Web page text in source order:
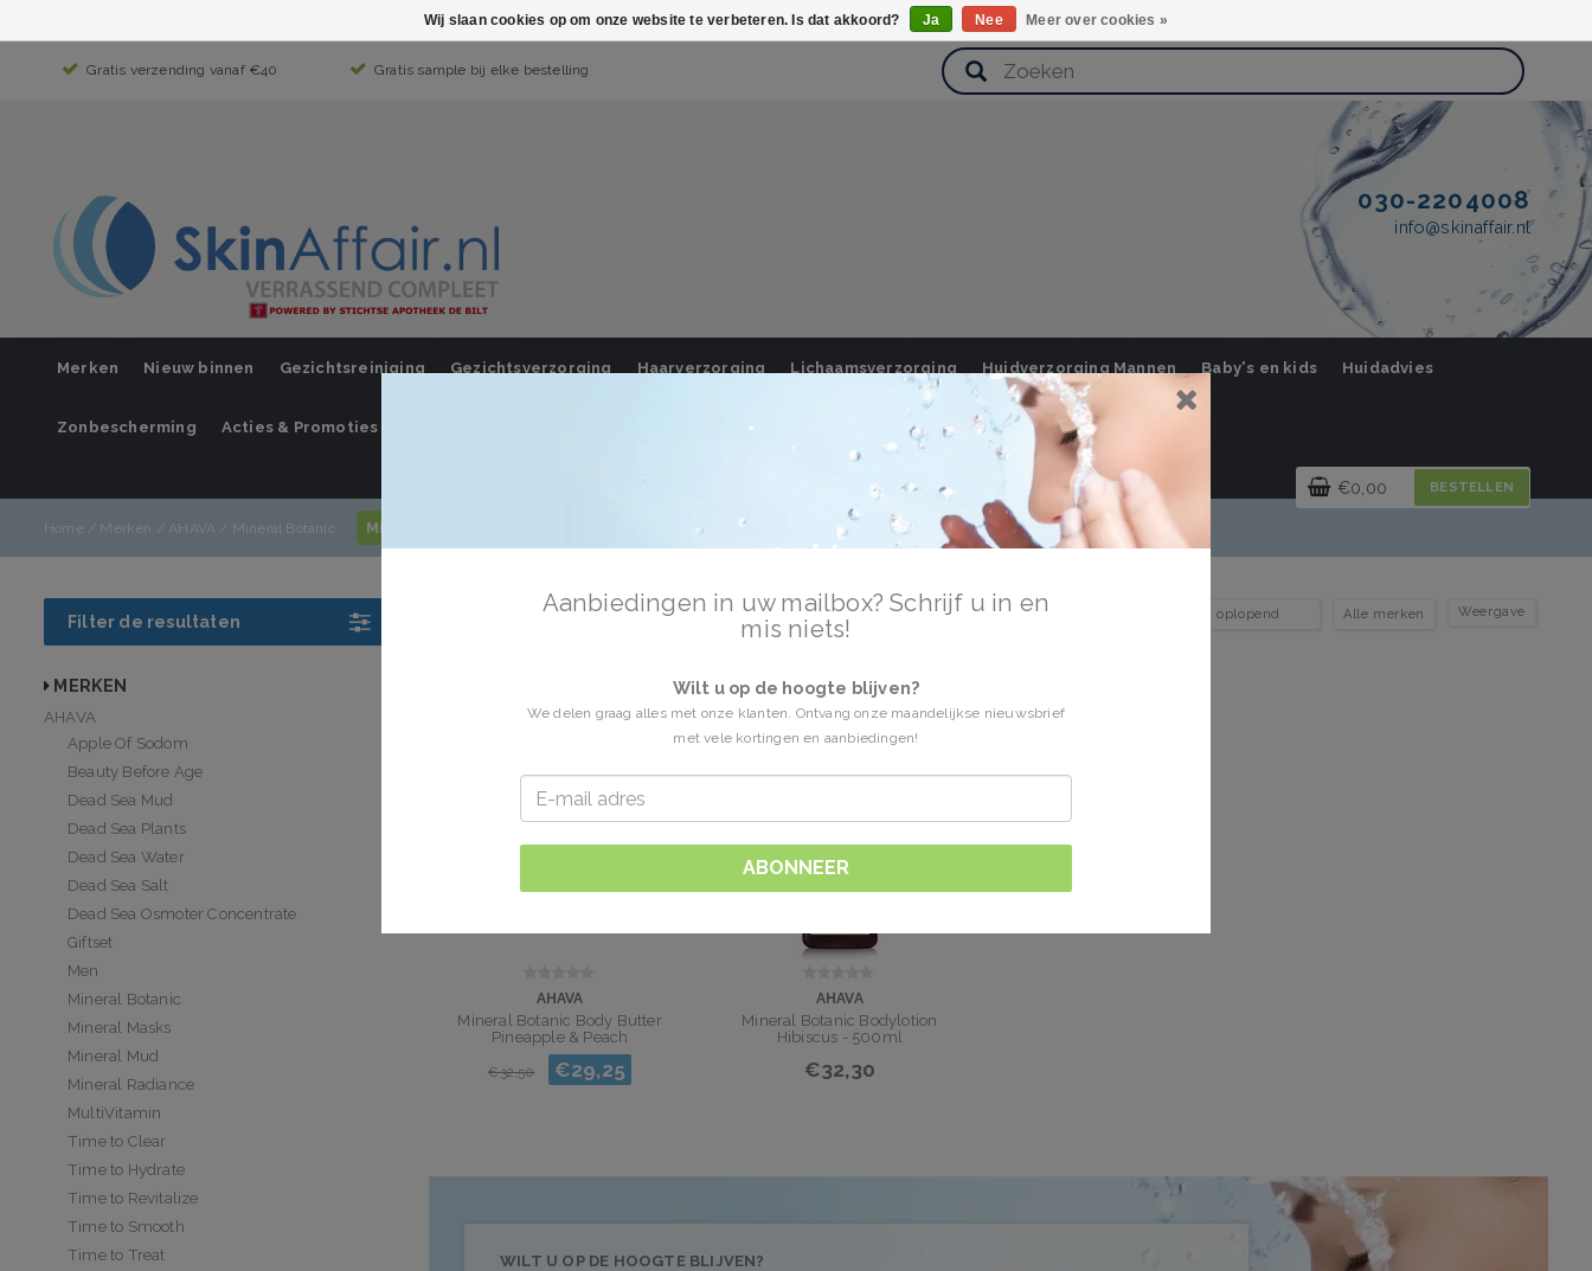
Gratis verzending vanaf €40 Gratis sample bij elke bestelling
030-2204008
info@skinaffair.nl
Merken Nieuw binnen Gezichtsreiniging Gezichtsverzorging Haarverzorging Lichaamsverzorging Huidverzorging Mannen Baby's en kids Huidadvies
Zonbescherming Acties & Promoties
€0,00 BESTELLEN
Home/ Merken / AHAVA / Mineral Botanic Mijn account / inloggen
Filter de resultaten
MERKEN
AHAVA
Apple Of Sodom
Beauty Before Age
Dead Sea Mud
Dead Sea Plants
Dead Sea Water
Dead Sea Salt
Dead Sea Osmoter Concentrate
Giftset
Men
Mineral Botanic
Mineral Masks
Mineral Mud
Mineral Radiance
MultiVitamin
Time to Clear
Time to Hydrate
Time to Revitalize
Time to Smooth
Time to Treat
AHAVA Mineral Botanic 2 Producten Weergave
AHAVA
Mineral Botanic Body Butter
Pineapple & Peach
€32,50 €29,25
AHAVA
Mineral Botanic Bodylotion
Hibiscus - 500ml
€32,30
WILT U OP DE HOOGTE BLIJVEN?
Aanbiedingen in uw mailbox? Schrijf u in en
mis niets!
Wilt u op de hoogte blijven?
We delen graag alles met onze klanten. Ontvang onze maandelijkse nieuwsbrief
met vele kortingen en aanbiedingen!
ABONNEER
Wij slaan cookies op om onze website te verbeteren. Is dat akkoord? Ja Nee Meer over cookies »